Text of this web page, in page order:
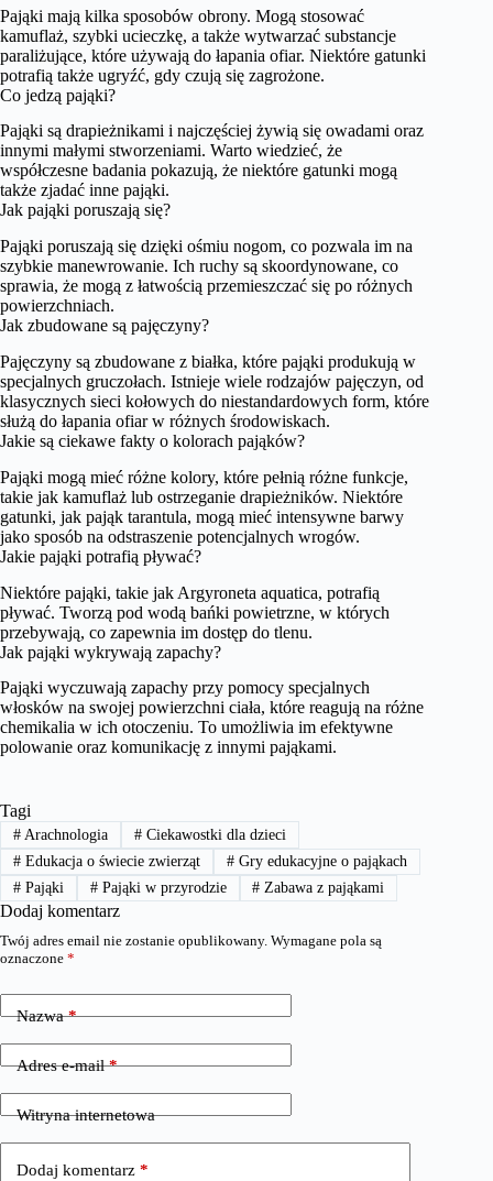
Pająki mają kilka sposobów obrony. Mogą stosować
kamuflaż, szybki ucieczkę, a także wytwarzać substancje
paraliżujące, które używają do łapania ofiar. Niektóre gatunki
potrafią także ugryźć, gdy czują się zagrożone.
Co jedzą pająki?
Pająki są drapieżnikami i najczęściej żywią się owadami oraz
innymi małymi stworzeniami. Warto wiedzieć, że
współczesne badania pokazują, że niektóre gatunki mogą
także zjadać inne pająki.
Jak pająki poruszają się?
Pająki poruszają się dzięki ośmiu nogom, co pozwala im na
szybkie manewrowanie. Ich ruchy są skoordynowane, co
sprawia, że mogą z łatwością przemieszczać się po różnych
powierzchniach.
Jak zbudowane są pajęczyny?
Pajęczyny są zbudowane z białka, które pająki produkują w
specjalnych gruczołach. Istnieje wiele rodzajów pajęczyn, od
klasycznych sieci kołowych do niestandardowych form, które
służą do łapania ofiar w różnych środowiskach.
Jakie są ciekawe fakty o kolorach pająków?
Pająki mogą mieć różne kolory, które pełnią różne funkcje,
takie jak kamuflaż lub ostrzeganie drapieżników. Niektóre
gatunki, jak pająk tarantula, mogą mieć intensywne barwy
jako sposób na odstraszenie potencjalnych wrogów.
Jakie pająki potrafią pływać?
Niektóre pająki, takie jak Argyroneta aquatica, potrafią
pływać. Tworzą pod wodą bańki powietrzne, w których
przebywają, co zapewnia im dostęp do tlenu.
Jak pająki wykrywają zapachy?
Pająki wyczuwają zapachy przy pomocy specjalnych
włosków na swojej powierzchni ciała, które reagują na różne
chemikalia w ich otoczeniu. To umożliwia im efektywne
polowanie oraz komunikację z innymi pająkami.
Tagi
#Arachnologia #Ciekawostki dla dzieci
#Edukacja o świecie zwierząt #Gry edukacyjne o pająkach
#Pająki #Pająki w przyrodzie # Zabawa z pająkami
Dodaj komentarz
Twój adres email nie zostanie opublikowany. Wymagane pola są
oznaczone *
Nazwa*
Adres e-mail*
Witryna internetowa
Dodaj komentarz *